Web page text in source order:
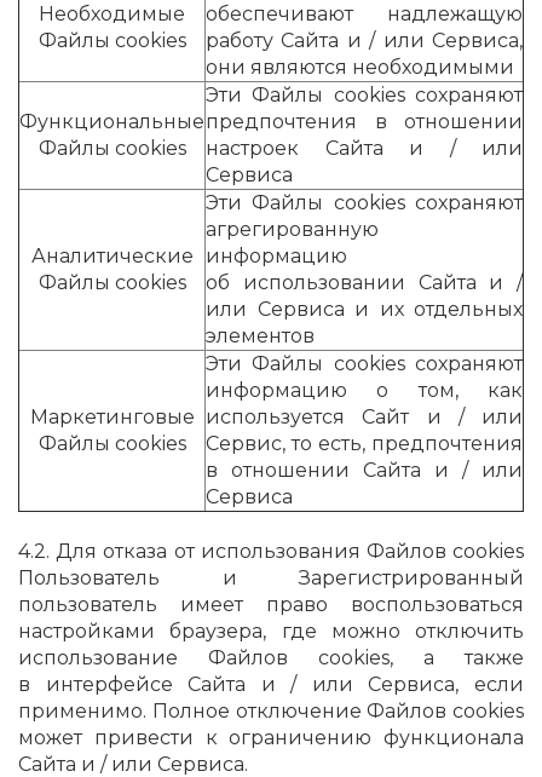
Необходимые
Файлы cookies
обеспечивают надлежащую
работу Сайта и / или Сервиса,
они являются необходимыми
Функциональные
Файлы cookies
Эти Файлы cookies сохраняют
предпочтения в отношении
настроек Сайта и / или
Сервиса
Аналитические
Файлы cookies
Эти Файлы cookies сохраняют
агрегированную
информацию
об использовании Сайта и /
или Сервиса и их отдельных
элементов
Маркетинговые
Файлы cookies
Эти Файлы cookies сохраняют
информацию о том, как
используется Сайт и / или
Сервис, то есть, предпочтения
в отношении Сайта и / или
Сервиса
4.2. Для отказа от использования Файлов cookies
Пользователь и Зарегистрированный
пользователь имеет право воспользоваться
настройками браузера, где можно отключить
использование Файлов cookies, а также
в интерфейсе Сайта и / или Сервиса, если
применимо. Полное отключение Файлов cookies
может привести к ограничению функционала
Сайта и / или Сервиса.